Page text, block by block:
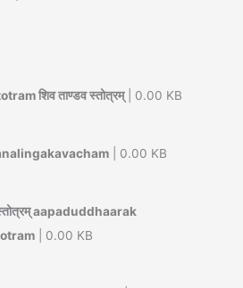
शिव ताण्डव स्तोत्रम्| 0.00 KB
| 0.00 KB
aapaduddhaarak
| 0.00 KB